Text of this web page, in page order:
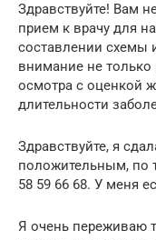
Здравствуйте! Вам
прием к врачу для
составлении схемы
внимание не
осмотра с оценкой
длительности
Здравствуйте, я
положительным, по
58 59 66 68. У меня
Я очень переживаю